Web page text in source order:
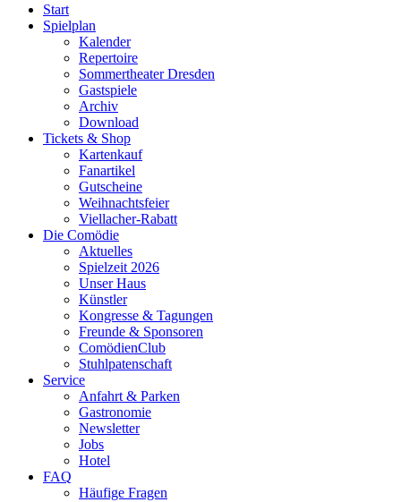
Start
Spielplan
Kalender
Repertoire
Sommertheater Dresden
Gastspiele
Archiv
Download
Tickets & Shop
Kartenkauf
Fanartikel
Gutscheine
Weihnachtsfeier
Viellacher-Rabatt
Die Comödie
Aktuelles
Spielzeit 2026
Unser Haus
Künstler
Kongresse & Tagungen
Freunde & Sponsoren
ComödienClub
Stuhlpatenschaft
Service
Anfahrt & Parken
Gastronomie
Newsletter
Jobs
Hotel
FAQ
Häufige Fragen